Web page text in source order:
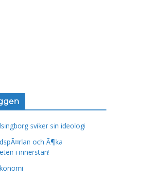
sviker sin ideologi
och Ã¶ka
i innerstan!